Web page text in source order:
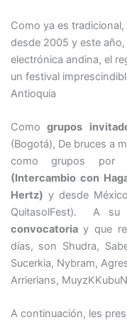
Como ya es
desde 2005 y este
electrónica andina, el
un festival
Antioquia
Como grupos
(Bogotá), De bruces a
como grupos por
(Intercambio con
Hertz) y desde
QuitasolFest). A su
convocatoria y que
días, son Shudra,
Sucerkia, Nybram,
Arrierians,
A continuación, les